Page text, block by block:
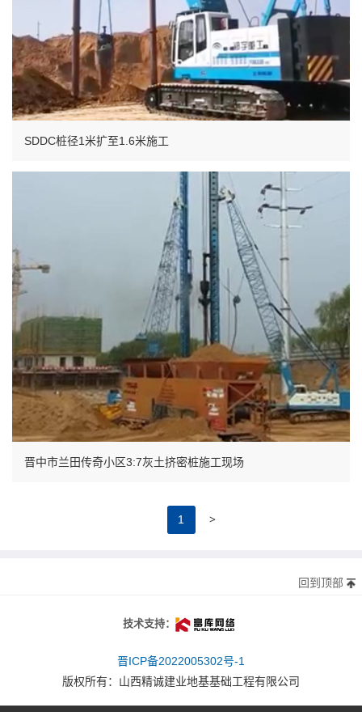
SDDC桩径1米扩至1.6米施工
晋中市兰田传奇小区3:7灰土挤密桩施工现场
1 >
回到顶部
技术支持：
晋ICP备2022005302号-1
版权所有： 山西精诚建业地基基础工程有限公司